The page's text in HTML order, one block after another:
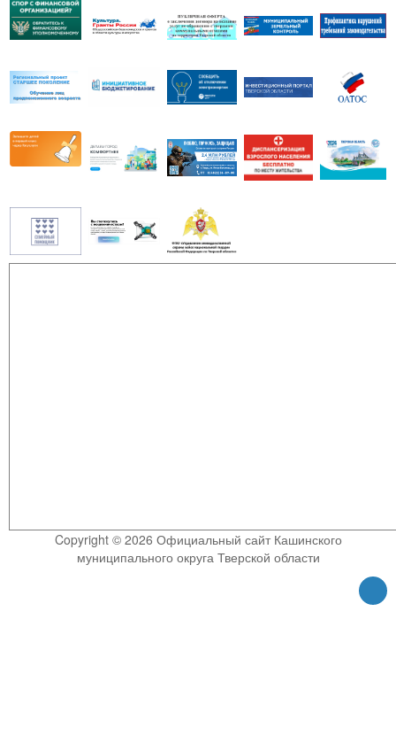
Copyright © 2026 Официальный сайт Кашинского
муниципального округа Тверской области